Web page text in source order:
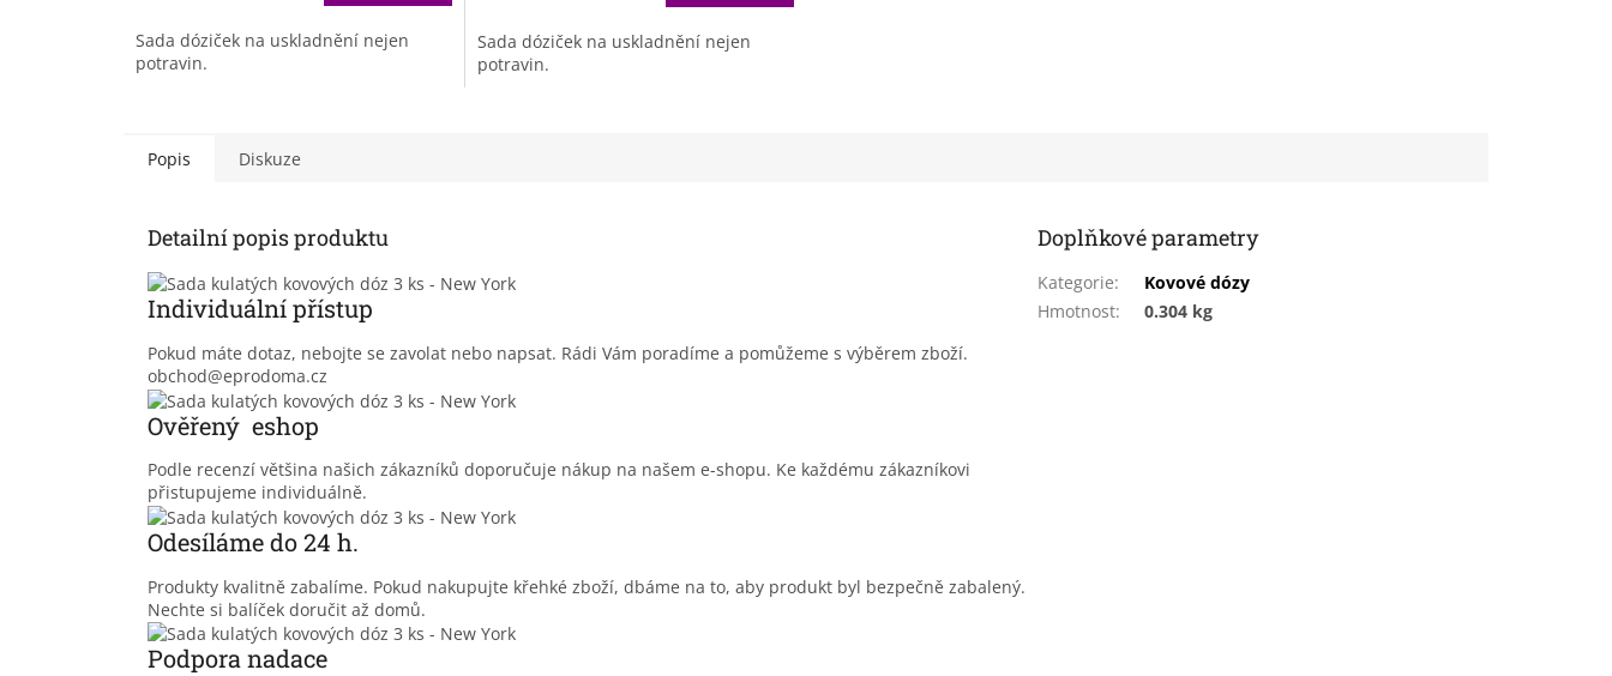
Sada dóziček na uskladnění nejen
potravin.
Sada dóziček na uskladnění nejen
potravin.
Popis Diskuze
Detailní popis produktu
Individuální přístup
Pokud máte dotaz, nebojte se zavolat nebo napsat. Rádi Vám poradíme a pomůžeme s výběrem zboží.
obchod@eprodoma.cz
Ověřený eshop
Podle recenzí většina našich zákazníků doporučuje nákup na našem e-shopu. Ke každému zákazníkovi
přistupujeme individuálně.
Odesíláme do 24 h.
Produkty kvalitně zabalíme. Pokud nakupujte křehké zboží, dbáme na to, aby produkt byl bezpečně zabalený.
Nechte si balíček doručit až domů.
Podpora nadace
Doplňkové parametry
Kategorie:
Kovové dózy
Hmotnost: 0.304 kg